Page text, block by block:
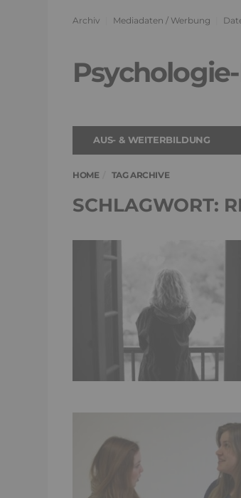
Archiv Mediadaten / Werbung
AUS- & WEITERBILDUNG
HOME TAG ARCHIVE
SCHLAGWORT: